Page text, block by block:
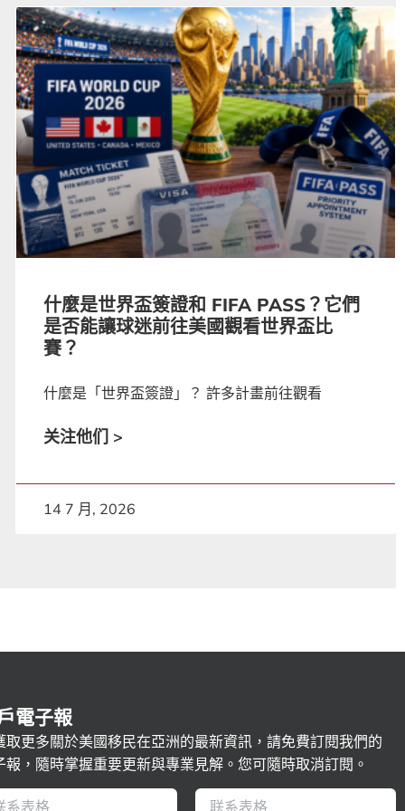
什麼是世界盃簽證和 FIFA PASS？它們
是否能讓球迷前往美國觀看世界盃比
賽？
什麼是「世界盃簽證」？ 許多計畫前往觀看
关注他们 >
14 7 月, 2026
電子報
取更多關於美國移民在亞洲的最新資訊，請免費訂閱我們的
報，隨時掌握重要更新與專業見解。您可隨時取消訂閱。